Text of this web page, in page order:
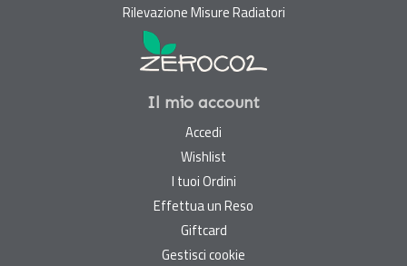
Rilevazione Misure Radiatori
Il mio account
Accedi
Wishlist
I tuoi Ordini
Effettua un Reso
Giftcard
Gestisci cookie